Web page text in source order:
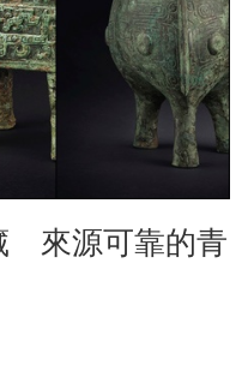
來源可靠的青